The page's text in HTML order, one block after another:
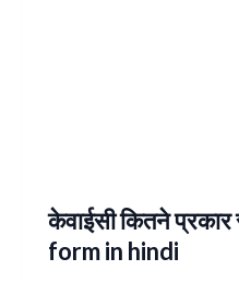
केवाईसी कितने
form in hindi